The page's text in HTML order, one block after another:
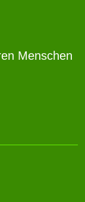
Menschen